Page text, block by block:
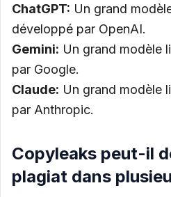
ChatGPT: Un grand
développé par OpenAI.
Gemini: Un grand modèle
par Google.
Claude: Un grand modèle
par Anthropic.
Copyleaks peut-il
plagiat dans